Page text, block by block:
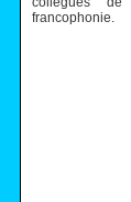
francophonie.